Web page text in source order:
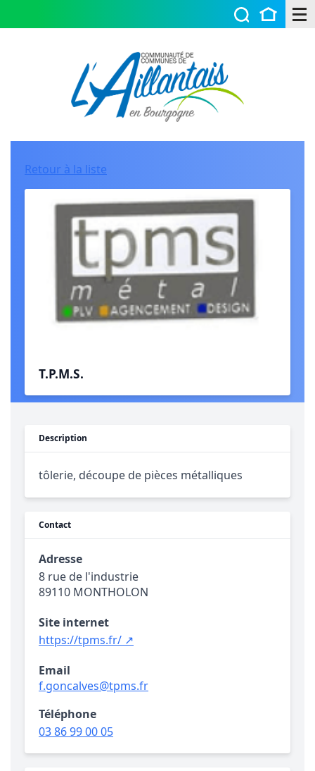
Retour à la liste
T.P.M.S.
Description
tôlerie, découpe de pièces métalliques
Contact
Adresse
8 rue de l'industrie
89110 MONTHOLON
Site internet
https://tpms.fr/ ↗
Email
f.goncalves@tpms.fr
Téléphone
03 86 99 00 05